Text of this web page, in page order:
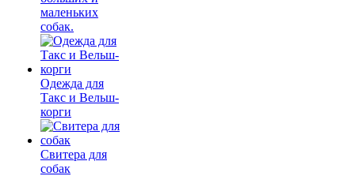
маленьких
собак.
Одежда для
Такс и Вельш-
корги
Свитера для
собак